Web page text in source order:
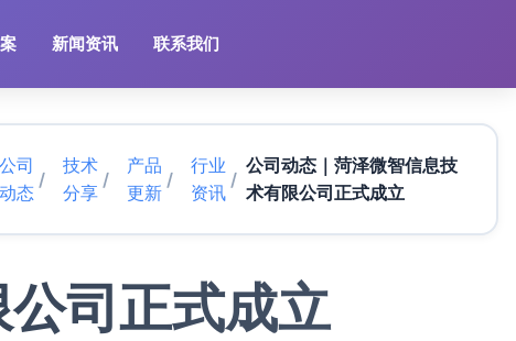
新闻资讯 联系我们
公司
动态
/
技术
分享
/
产品
更新
/
行业
资讯
/
公司动态｜菏泽微智信息技
术有限公司正式成立
司正式成立